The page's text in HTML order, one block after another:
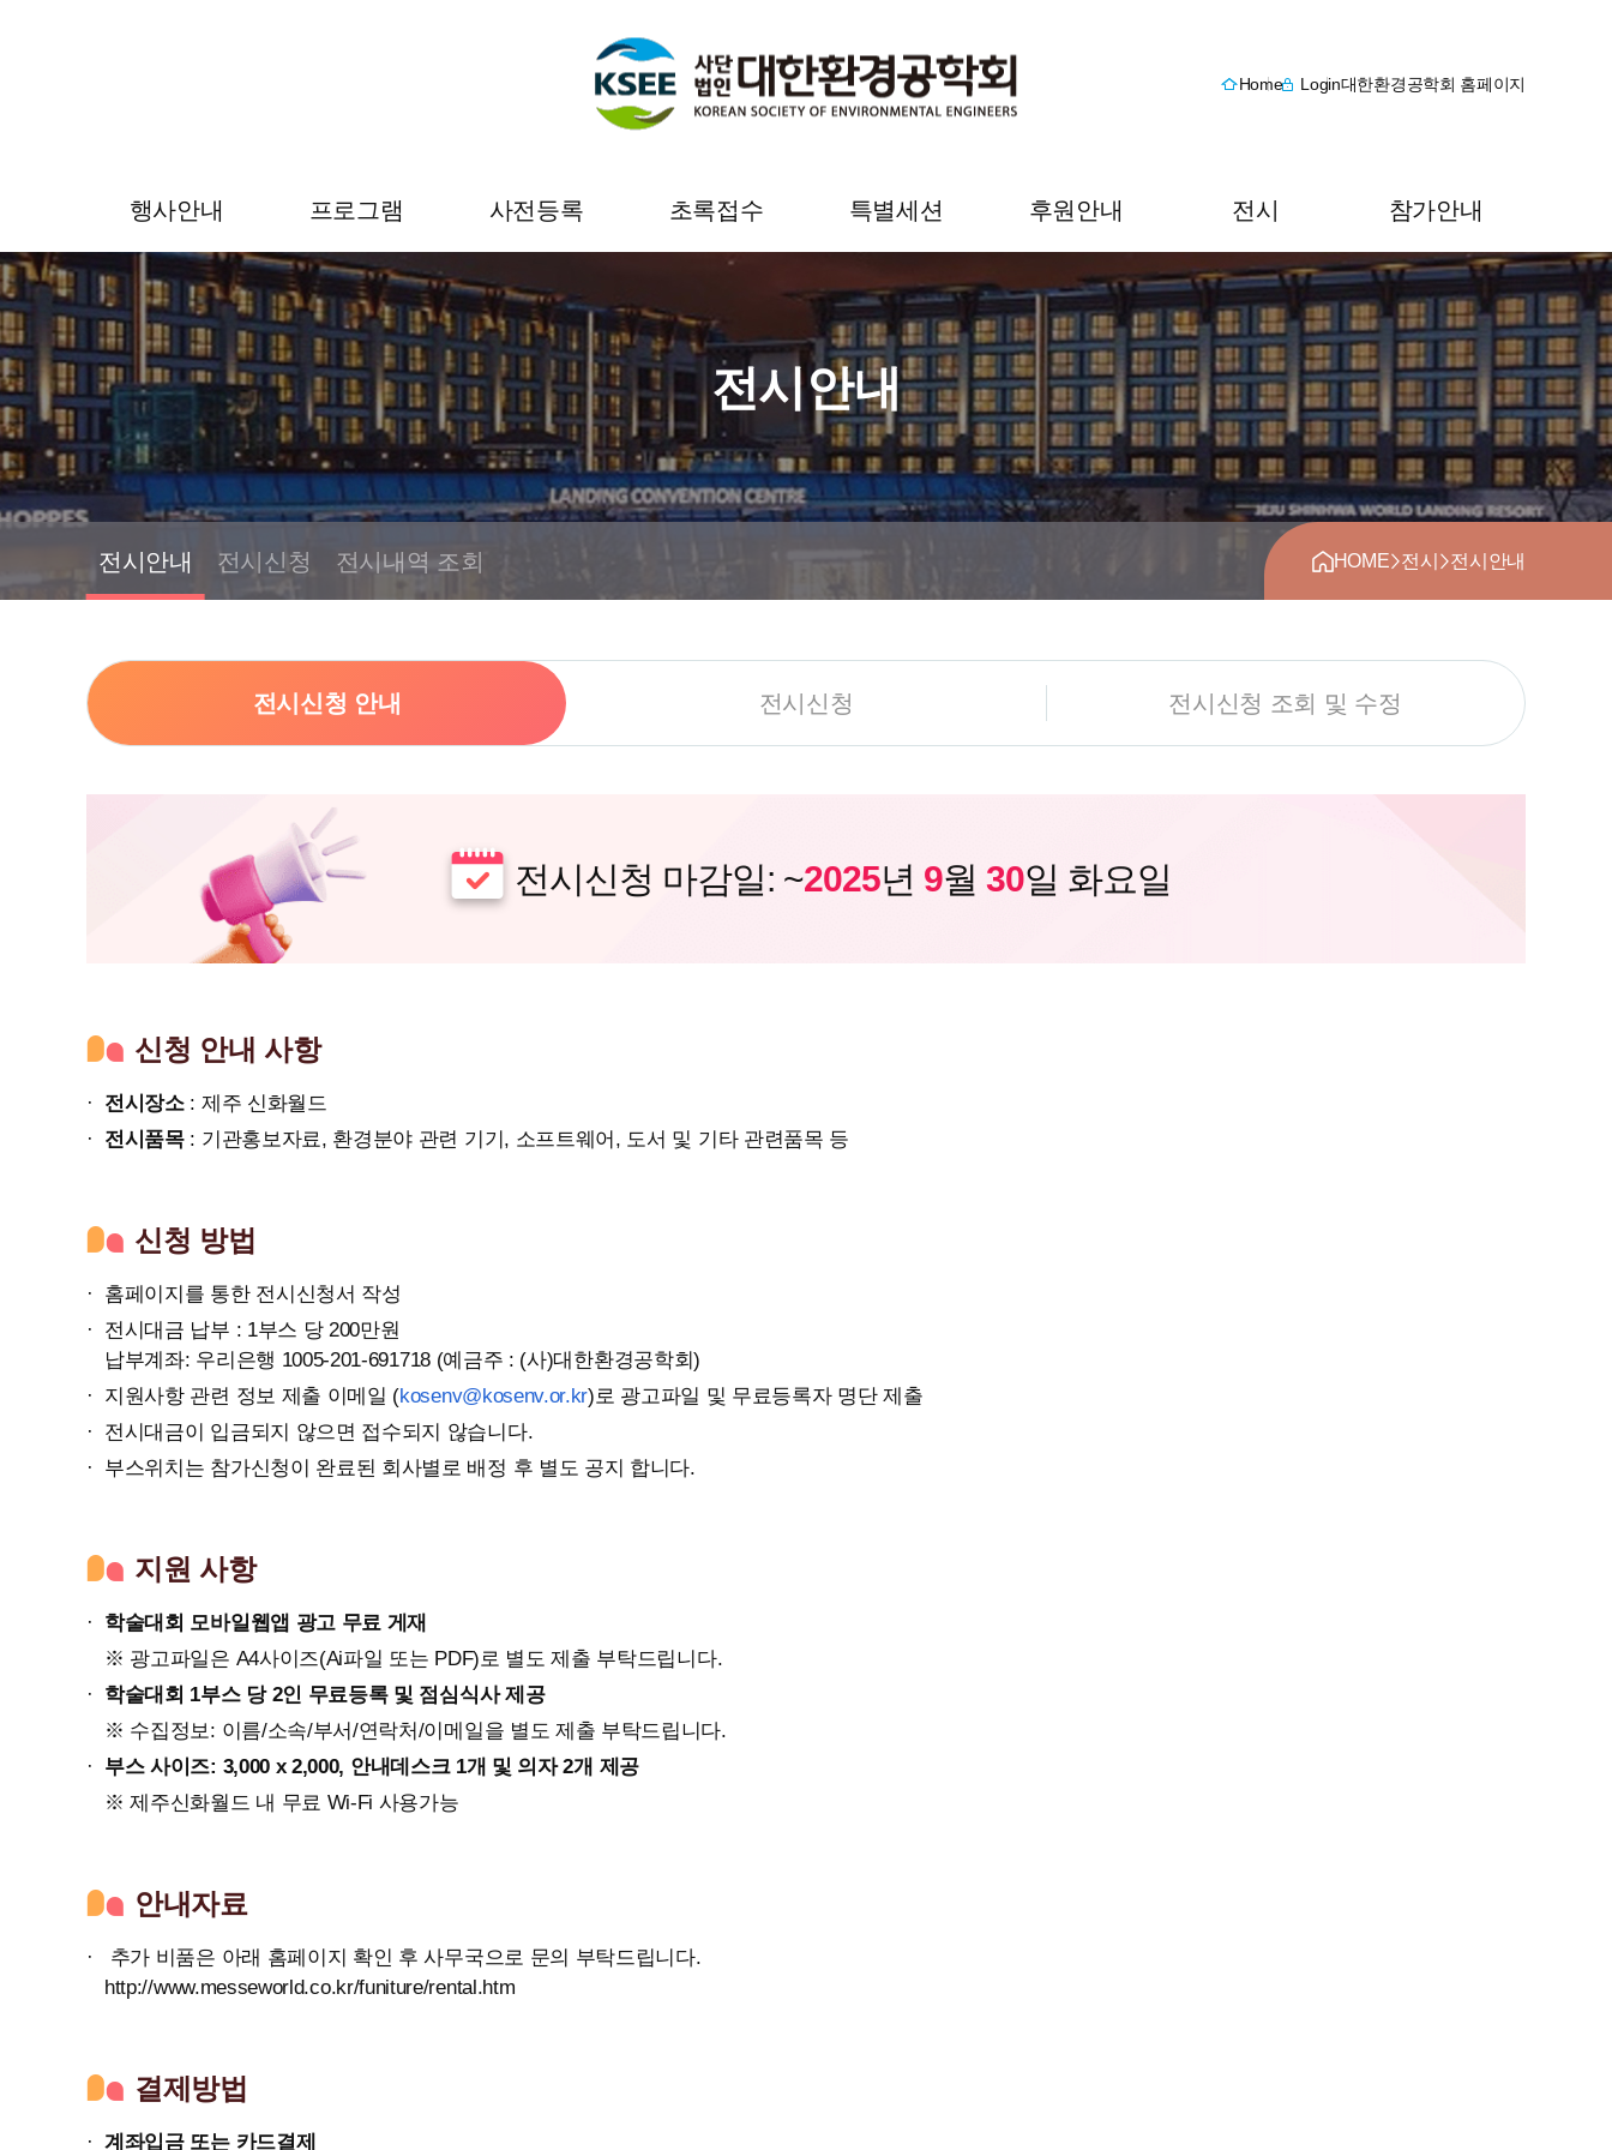
Home Login대한환경공학회 홈페이지
행사안내
초대의 글
학술위원회
공지사항
프로그램
프로그램
사전등록
사전등록 안내
사전등록
사전등록 조회 및
영수증 출력
초록접수
초록접수
초록접수 조회 및
수정
특별세션
특별세션 안내
후원안내
후원 안내
후원 신청
후원 내역 조회
전시
전시안내
전시신청
전시내역 조회
참가안내
오시는 길
숙박안내
전시안내
전시안내 전시신청 전시내역 조회 HOME>전시 >전시안내
전시신청 안내 전시신청 전시신청 조회 및 수정
전시신청 마감일: ~2025년 9월 30일 화요일
신청 안내 사항
전시장소: 제주 신화월드
전시품목: 기관홍보자료, 환경분야 관련 기기, 소프트웨어, 도서 및 기타 관련품목 등
신청 방법
홈페이지를 통한 전시신청서 작성
전시대금 납부 : 1부스 당 200만원
납부계좌: 우리은행 1005-201-691718 (예금주 : (사)대한환경공학회)
지원사항 관련 정보 제출 이메일 (kosenv@kosenv.or.kr)로 광고파일 및 무료등록자 명단 제출
전시대금이 입금되지 않으면 접수되지 않습니다.
부스위치는 참가신청이 완료된 회사별로 배정 후 별도 공지 합니다.
지원 사항
학술대회 모바일웹앱 광고 무료 게재
※ 광고파일은 A4사이즈(Ai파일 또는 PDF)로 별도 제출 부탁드립니다.
학술대회 1부스 당 2인 무료등록 및 점심식사 제공
※ 수집정보: 이름/소속/부서/연락처/이메일을 별도 제출 부탁드립니다.
부스 사이즈: 3,000 x 2,000, 안내데스크 1개 및 의자 2개 제공
※ 제주신화월드 내 무료 Wi-Fi 사용가능
안내자료
추가 비품은 아래 홈페이지 확인 후 사무국으로 문의 부탁드립니다.
http://www.messeworld.co.kr/funiture/rental.htm
결제방법
계좌입금 또는 카드결제